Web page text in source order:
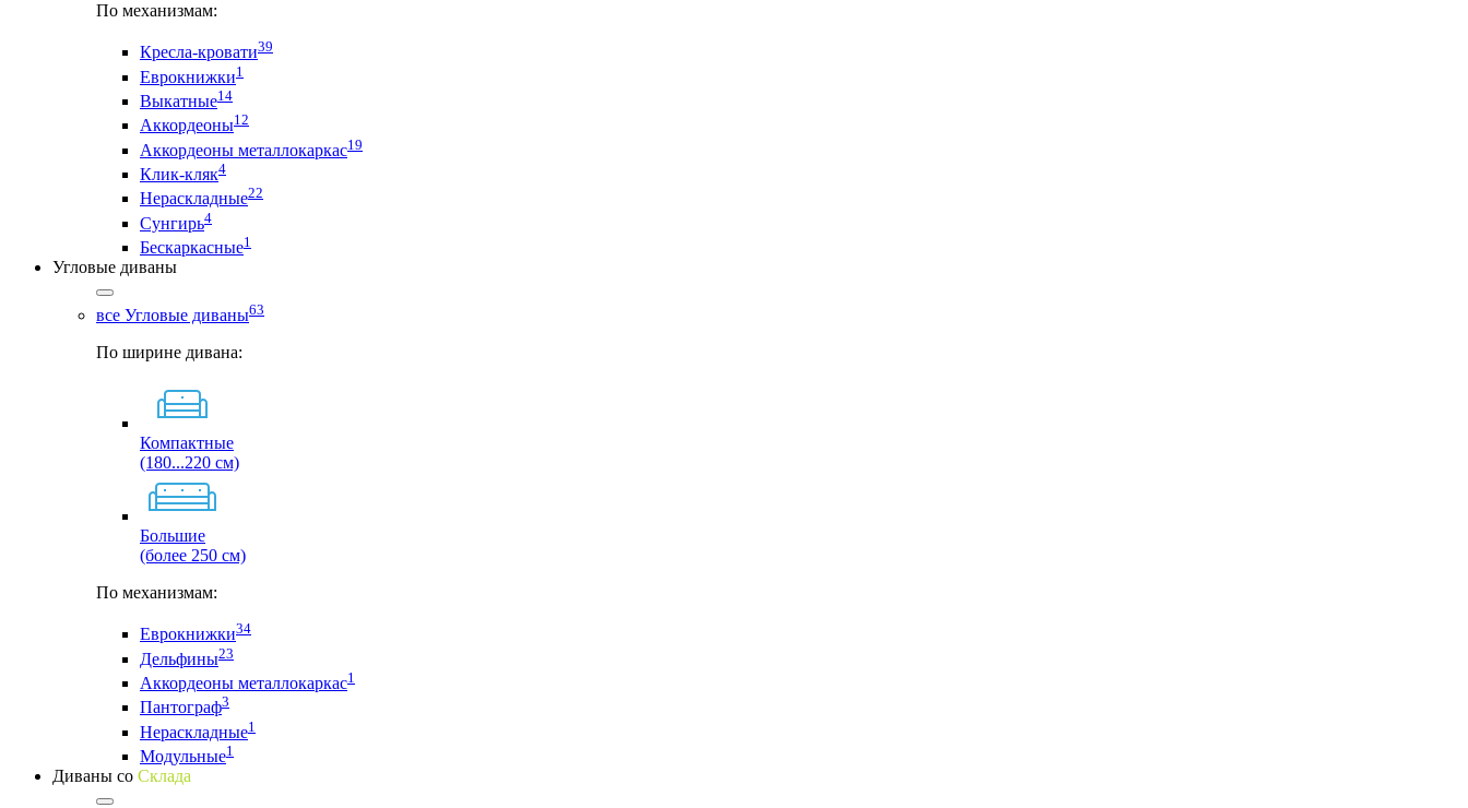
По механизмам:
Кресла-кровати39
Еврокнижки1
Выкатные14
Аккордеоны12
Аккордеоны металлокаркас19
Клик-кляк4
Нераскладные22
Сунгирь4
Бескаркасные1
Угловые диваны
все Угловые диваны63
По ширине дивана:
Компактные
(180...220 см)
Большие
(более 250 см)
По механизмам:
Еврокнижки34
Дельфины23
Аккордеоны металлокаркас1
Пантограф3
Нераскладные1
Модульные1
Диваны со Склада